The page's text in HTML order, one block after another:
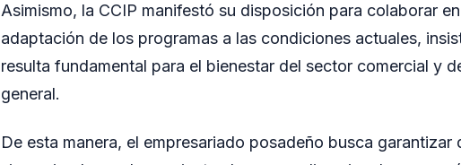
Asimismo, la CCIP manifestó su disposición para colaborar
adaptación de los programas a las condiciones actuales,
resulta fundamental para el bienestar del sector comercial y
general.
De esta manera, el empresariado posadeño busca garantizar